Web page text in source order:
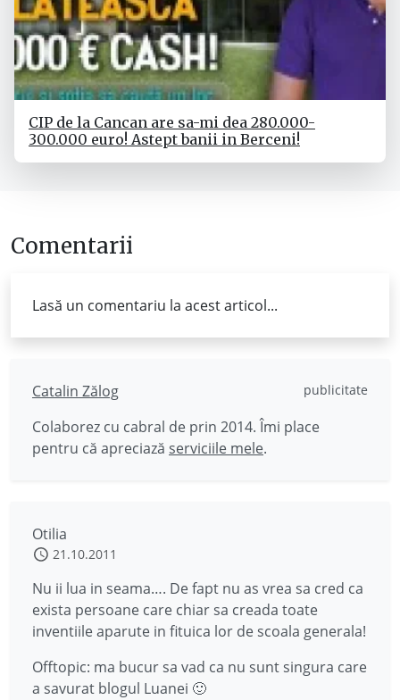
CIP de la Cancan are sa-mi dea 280.000-
300.000 euro! Astept banii in Berceni!
Comentarii
Lasă un comentariu la acest articol...
Catalin Zălog publicitate
Colaborez cu cabral de prin 2014. Îmi place
pentru că apreciază serviciile mele.
Otilia
21.10.2011
Nu ii lua in seama…. De fapt nu as vrea sa cred ca
exista persoane care chiar sa creada toate
inventiile aparute in fituica lor de scoala generala!
Offtopic: ma bucur sa vad ca nu sunt singura care
a savurat blogul Luanei 🙂